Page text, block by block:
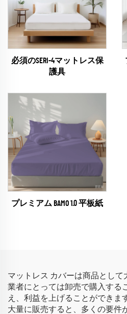
必須のSERI-4マットレス保
護具
プレミアム BAMO 1.0 平板紙
マットレス カバーは商品とし
業者にとっては卸売で購入する
え、利益を上げることができま
大量に販売すると、多くの要件